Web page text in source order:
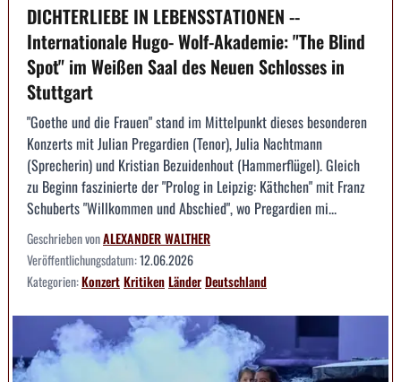
DICHTERLIEBE IN LEBENSSTATIONEN --
Internationale Hugo- Wolf-Akademie: "The Blind
Spot" im Weißen Saal des Neuen Schlosses in
Stuttgart
"Goethe und die Frauen" stand im Mittelpunkt dieses besonderen
Konzerts mit Julian Pregardien (Tenor), Julia Nachtmann
(Sprecherin) und Kristian Bezuidenhout (Hammerflügel). Gleich
zu Beginn faszinierte der "Prolog in Leipzig: Käthchen" mit Franz
Schuberts "Willkommen und Abschied", wo Pregardien mi...
Geschrieben vonALEXANDER WALTHER
Veröffentlichungsdatum:12.06.2026
Kategorien:KonzertKritikenLänderDeutschland